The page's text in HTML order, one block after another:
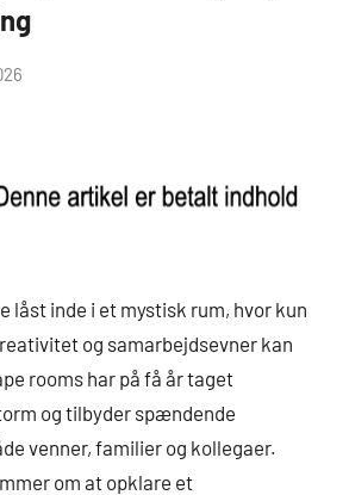
låst inde i et mystisk rum, hvor kun
og samarbejdsevner kan
rooms har på få år taget
og tilbyder spændende
venner, familier og kollegaer.
om at opklare et